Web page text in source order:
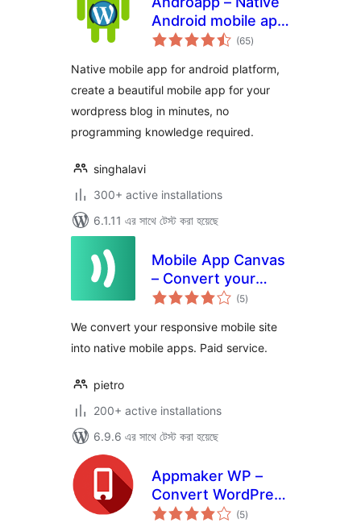
Android mobile app
for wordpress site
(65total
ratings
)
Native mobile app for android platform,
create a beautiful mobile app for your
wordpress blog in minutes, no
programming knowledge required.
singhalavi
300+ active installations
6.1.11 এর সাথে টেস্ট করা হয়েছে
Mobile App Canvas
– Convert your
Website Into an
Android
(5total
ratings
)
We convert your responsive mobile site
into native mobile apps. Paid service.
pietro
200+ active installations
6.9.6 এর সাথে টেস্ট করা হয়েছে
Appmaker WP –
Convert WordPress
to Native Android &
(5total
ratings
)